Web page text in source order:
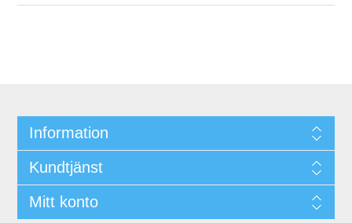
Information
Kundtjänst
Mitt konto